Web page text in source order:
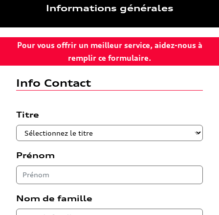
Informations générales
Pour vous offrir un meilleur service, aidez-nous à
remplir ce formulaire.
Info Contact
Titre
Prénom
Nom de famille